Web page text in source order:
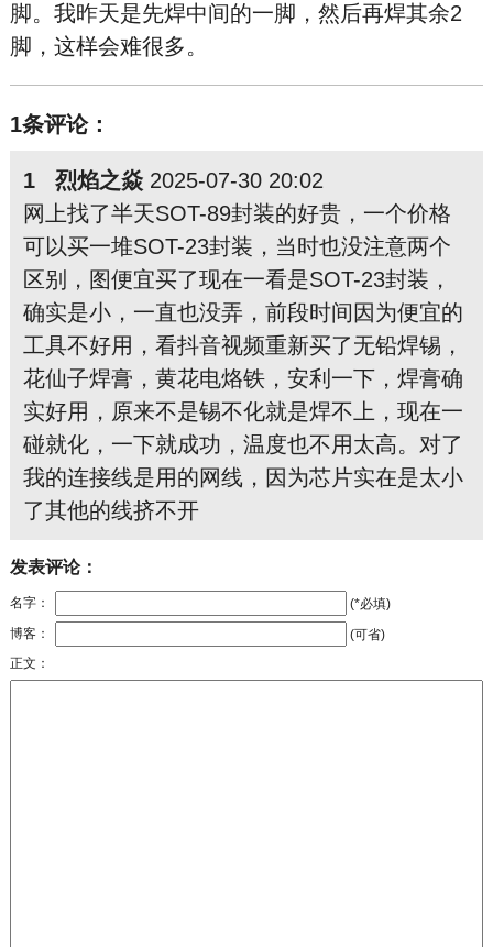
脚。我昨天是先焊中间的一脚，然后再焊其余2
脚，这样会难很多。
1条评论：
1 烈焰之焱2025-07-30 20:02
网上找了半天SOT-89封装的好贵，一个价格
可以买一堆SOT-23封装，当时也没注意两个
区别，图便宜买了现在一看是SOT-23封装，
确实是小，一直也没弄，前段时间因为便宜的
工具不好用，看抖音视频重新买了无铅焊锡，
花仙子焊膏，黄花电烙铁，安利一下，焊膏确
实好用，原来不是锡不化就是焊不上，现在一
碰就化，一下就成功，温度也不用太高。对了
我的连接线是用的网线，因为芯片实在是太小
了其他的线挤不开
发表评论：
名字：
(*必填)
博客：
(可省)
正文：